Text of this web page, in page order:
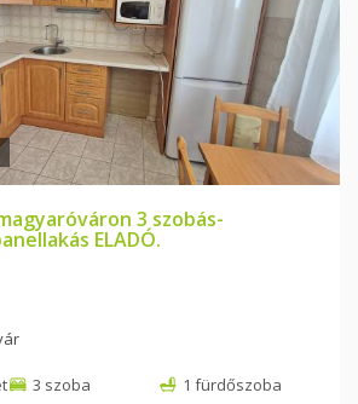
3 szobás-
ELADÓ.
3 szoba 1 fürdőszoba